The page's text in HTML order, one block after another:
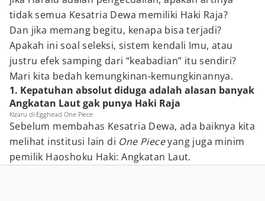
tidak semua Kesatria Dewa memiliki Haki Raja?
Dan jika memang begitu, kenapa bisa terjadi?
Apakah ini soal seleksi, sistem kendali Imu, atau
justru efek samping dari “keabadian” itu sendiri?
Mari kita bedah kemungkinan-kemungkinannya.
1. Kepatuhan absolut diduga adalah alasan banyak
Angkatan Laut gak punya Haki Raja
Kizaru di Egghead One Piece
Sebelum membahas Kesatria Dewa, ada baiknya kita
melihat institusi lain di One Pieceyang juga minim
pemilik Haoshoku Haki: Angkatan Laut.